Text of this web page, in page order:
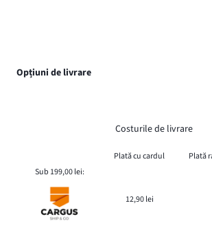
Opțiuni de livrare
Costurile de livrare
Plată cu cardul
Plată
Sub 199,00 lei:
12,90 lei